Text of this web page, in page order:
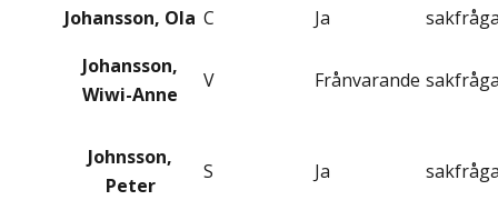
Johansson, Ola C Ja
Johansson,
Wiwi-Anne
V Frånvarande
Johnsson,
Peter
S Ja